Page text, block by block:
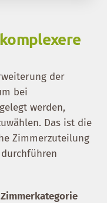
der
bei
werden,
Das ist die
Zimmerzuteilung